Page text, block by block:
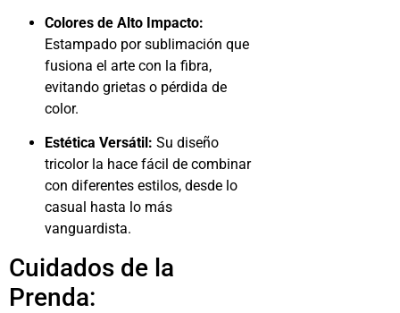
Colores de Alto Impacto:
Estampado por sublimación que
fusiona el arte con la fibra,
evitando grietas o pérdida de
color.
Estética Versátil: Su diseño
tricolor la hace fácil de combinar
con diferentes estilos, desde lo
casual hasta lo más
vanguardista.
Cuidados de la
Prenda: